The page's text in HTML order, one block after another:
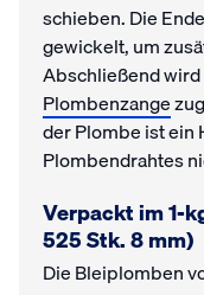
schieben. Die
gewickelt, um
Abschließend
Plombenzange
der Plombe ist ein
Plombendrahtes
Verpackt im 1-
525 Stk. 8 mm)
Die Bleiplomben